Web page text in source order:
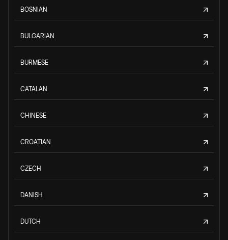
BOSNIAN
BULGARIAN
BURMESE
CATALAN
CHINESE
CROATIAN
CZECH
DANISH
DUTCH